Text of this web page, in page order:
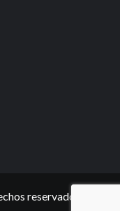
reservados.